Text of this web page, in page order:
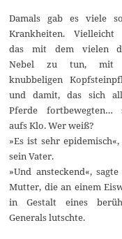
Damals gab es viele
Krankheiten. Vielleicht
das mit dem vielen
Nebel zu tun, mit
knubbeligen
und damit, das sich
Pferde fortbewegten…
aufs Klo. Wer weiß?
»Es ist sehr epidemisch«,
sein Vater.
»Und ansteckend«, sagte
Mutter, die an einem
in Gestalt eines
Generals lutschte.